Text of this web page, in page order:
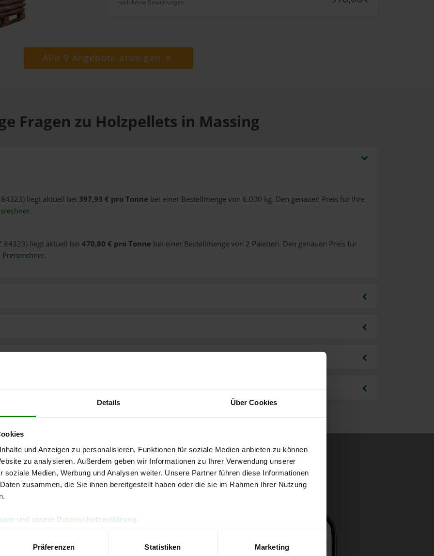
Details Über Cookies
und Anzeigen zu personalisieren, Funktionen für soziale Medien anbieten zu können
zu analysieren. Außerdem geben wir Informationen zu Ihrer Verwendung unserer
soziale Medien, Werbung und Analysen weiter. Unsere Partner führen diese Informationen
zusammen, die Sie ihnen bereitgestellt haben oder die sie im Rahmen Ihrer Nutzung
und unsere Datenschutzerklärung
Präferenzen Statistiken Marketing
noch keine Bewertungen
Alle 9 Angebote anzeigen
Fragen zu Holzpellets in Massing
liegt aktuell bei 397,93 € pro Tonne bei einer Bestellmenge von 6.000 kg. Den genauen Preis für Ihre
.
84323) liegt aktuell bei 470,80 € pro Tonne bei einer Bestellmenge von 2 Paletten. Den genauen Preis für
Preisrechner.
kostenlose
direkt online bestellen
aktuellen Stand